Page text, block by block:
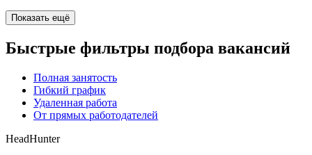
Показать ещё
Быстрые фильтры подбора вакансий
Полная занятость
Гибкий график
Удаленная работа
От прямых работодателей
HeadHunter